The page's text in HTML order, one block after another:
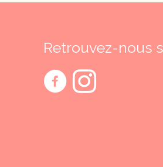
Retrouvez-nous